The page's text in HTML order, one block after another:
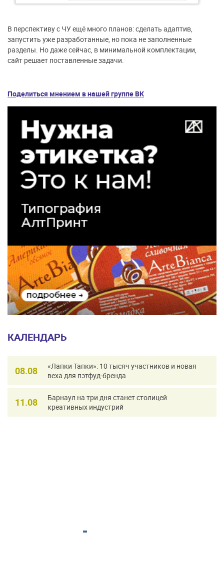
В перспективу с ЧУ ещё много планов: сделать адаптив,
запустить уже разработанные, но пока не заполненные
разделы. Но даже сейчас, в минимальной комплектации,
сайт решает поставленные задачи.
Поделиться мнением в нашей группе ВК
КАЛЕНДАРЬ
08.08
«Лапки Тапки»: 10 тысяч участников и новая
веха для пэтфуд-бренда
11.08
Барнаул на три дня станет столицей
креативных индустрий